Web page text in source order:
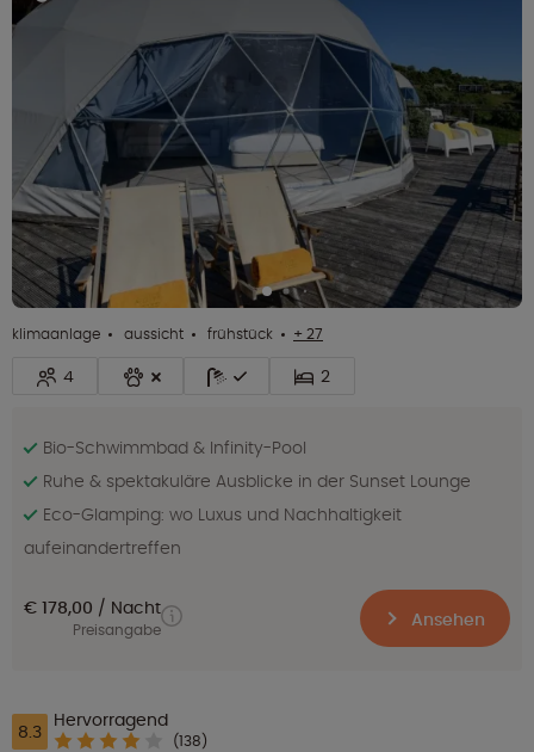
klimaanlage aussicht frühstück + 27
4 2
Bio-Schwimmbad & Infinity-Pool
Ruhe & spektakuläre Ausblicke in der Sunset Lounge
Eco-Glamping: wo Luxus und Nachhaltigkeit
aufeinandertreffen
€ 178,00 Nacht
Preisangabe Ansehen
8.3 Hervorragend
(138)